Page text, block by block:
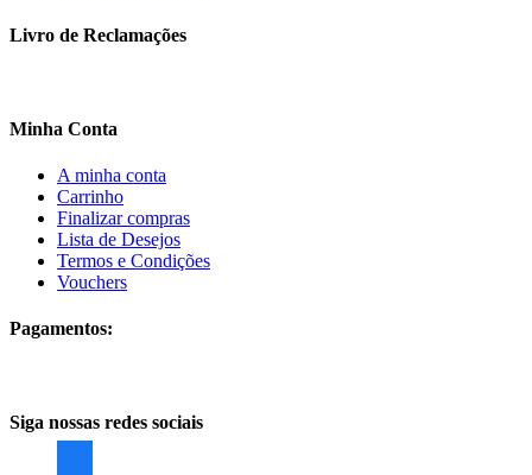
Livro de Reclamações
Minha Conta
A minha conta
Carrinho
Finalizar compras
Lista de Desejos
Termos e Condições
Vouchers
Pagamentos:
Siga nossas redes sociais